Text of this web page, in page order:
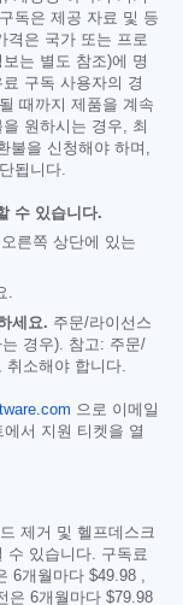
독은 제공 자료 및 등
격은 국가 또는 프로
는 별도 참조)에 명
구독 사용자의 경
때까지 제품을 계속
원하시는 경우, 최
불을 신청해야 하며,
됩니다.
수 있습니다.
른쪽 상단에 있는
.
세요. 주문/라이선스
경우). 참고: 주문/
소해야 합니다.
으로 이메일
에서 지원 티켓을 열
제거 및 헬프데스크
수 있습니다. 구독료
6개월마다 $49.98
은 6개월마다 $79.98